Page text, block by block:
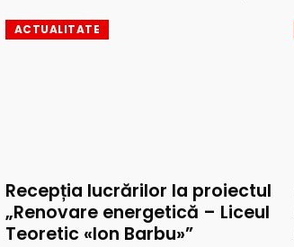
ACTUALITATE
Recepția lucrărilor la proiectul
„Renovare energetică – Liceul
Teoretic «Ion Barbu»”